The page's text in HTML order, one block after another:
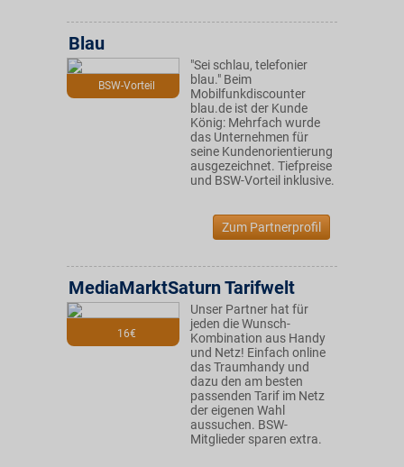
BSW-Vorteil
Blau
"Sei schlau, telefonier
blau." Beim
Mobilfunkdiscounter
blau.de ist der Kunde
König: Mehrfach wurde
das Unternehmen für
seine Kundenorientierung
ausgezeichnet. Tiefpreise
und BSW-Vorteil inklusive.
Zum Partnerprofil
16€
MediaMarktSaturn Tarifwelt
Unser Partner hat für
jeden die Wunsch-
Kombination aus Handy
und Netz! Einfach online
das Traumhandy und
dazu den am besten
passenden Tarif im Netz
der eigenen Wahl
aussuchen. BSW-
Mitglieder sparen extra.